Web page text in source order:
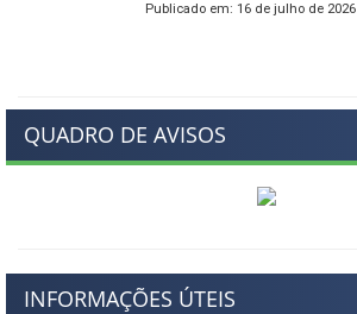
Publicado em: 16 de julho de 2026
QUADRO DE AVISOS
INFORMAÇÕES ÚTEIS